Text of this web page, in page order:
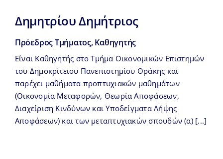
Δημητρίου Δημήτριος
Πρόεδρος Τμήματος, Καθηγητής
Είναι Καθηγητής στο Τμήμα Οικονομικών Επιστημών
του Δημοκρίτειου Πανεπιστημίου Θράκης και
παρέχει μαθήματα προπτυχιακών μαθημάτων
(Οικονομία Μεταφορών, Θεωρία Αποφάσεων,
Διαχείριση Κινδύνων και Υποδείγματα Λήψης
Αποφάσεων) και των μεταπτυχιακών σπουδών (α) [...]